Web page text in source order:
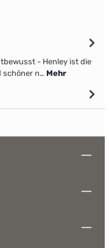
- Henley ist die
schöner n… Mehr